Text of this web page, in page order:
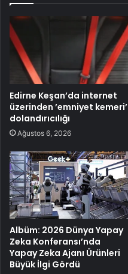
Edirne Keşan’da internet
üzerinden ’emniyet kemeri’
dolandırıcılığı
Ağustos 6, 2026
Albüm: 2026 Dünya Yapay
Zeka Konferansı’nda
Yapay Zeka Ajanı Ürünleri
Büyük İlgi Gördü